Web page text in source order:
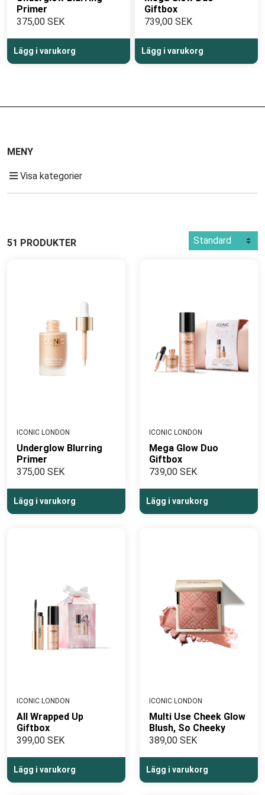
Primer
375,00 SEK
Lägg i varukorg
Giftbox
739,00 SEK
Lägg i varukorg
MENY
Visa kategorier
51 PRODUKTER
ICONIC LONDON
Underglow Blurring
Primer
375,00 SEK
Lägg i varukorg
ICONIC LONDON
Mega Glow Duo
Giftbox
739,00 SEK
Lägg i varukorg
ICONIC LONDON
All Wrapped Up
Giftbox
399,00 SEK
Lägg i varukorg
ICONIC LONDON
Multi Use Cheek Glow
Blush, So Cheeky
389,00 SEK
Lägg i varukorg